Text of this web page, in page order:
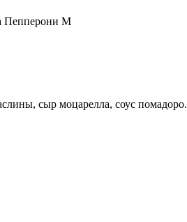
Пепперони М
сыр моцарелла, соус помадоро.